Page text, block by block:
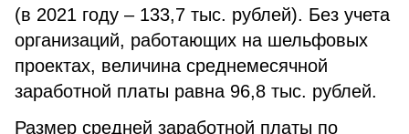
(в 2021 году – 133,7 тыс. рублей). Без учета
организаций, работающих на шельфовых
проектах, величина среднемесячной
заработной платы равна 96,8 тыс. рублей.
Размер средней заработной платы по